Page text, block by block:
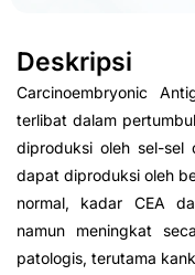
Deskripsi
Carcinoembryonic
terlibat dalam
diproduksi oleh sel-sel
dapat diproduksi oleh
normal, kadar CEA
namun meningkat
patologis, terutama